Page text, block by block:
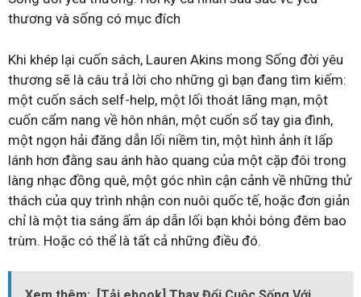
thương và sống có mục đích
Khi khép lại cuốn sách, Lauren Akins mong Sống đời yêu
thương sẽ là câu trả lời cho những gì bạn đang tìm kiếm:
một cuốn sách self-help, một lối thoát lãng mạn, một
cuốn cẩm nang về hôn nhân, một cuốn sổ tay gia đình,
một ngọn hải đăng dẫn lối niềm tin, một hình ảnh ít lấp
lánh hơn đằng sau ánh hào quang của một cặp đôi trong
làng nhạc đồng quê, một góc nhìn cận cảnh về những thử
thách của quy trình nhận con nuôi quốc tế, hoặc đơn giản
chỉ là một tia sáng ấm áp dẫn lối bạn khỏi bóng đêm bao
trùm. Hoặc có thể là tất cả những điều đó.